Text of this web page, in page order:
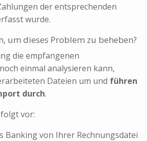
der entsprechenden
wurde.
um dieses Problem zu beheben?
die empfangenen
einmal analysieren kann,
Dateien um und führen
durch.
vor:
Banking von Ihrer Rechnungsdatei